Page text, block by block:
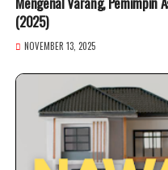
(2025)
NOVEMBER 13, 2025